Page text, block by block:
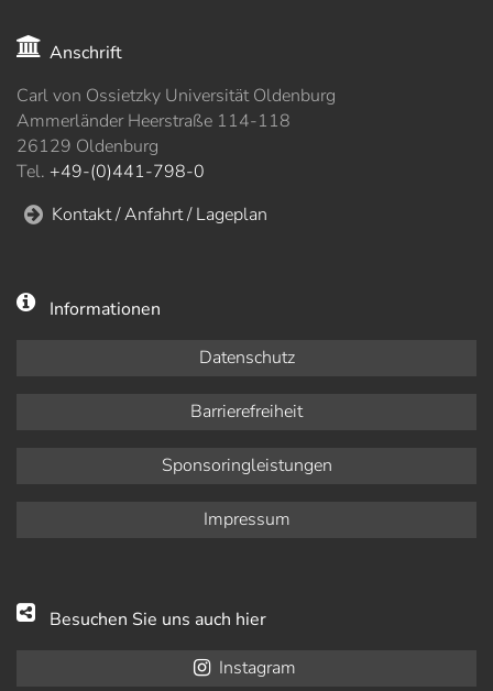
Anschrift
Carl von Ossietzky Universität Oldenburg
Ammerländer Heerstraße 114-118
26129 Oldenburg
Tel. +49-(0)441-798-0
Kontakt / Anfahrt / Lageplan
Informationen
Datenschutz
Barrierefreiheit
Sponsoringleistungen
Impressum
Besuchen Sie uns auch hier
Instagram